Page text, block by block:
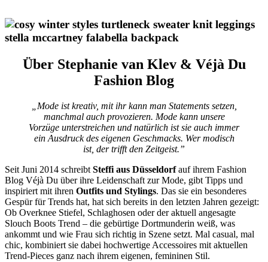
Über Stephanie van Klev & Véjà Du
Fashion Blog
„Mode ist kreativ, mit ihr kann man Statements setzen,
manchmal auch provozieren. Mode kann unsere
Vorzüge unterstreichen und natürlich ist sie auch immer
ein Ausdruck des eigenen Geschmacks. Wer modisch
ist, der trifft den Zeitgeist.”
Seit Juni 2014 schreibt Steffi aus Düsseldorfauf ihrem Fashion
Blog Véjà Du über ihre Leidenschaft zur Mode, gibt Tipps und
inspiriert mit ihren Outfits und Stylings. Das sie ein besonderes
Gespür für Trends hat, hat sich bereits in den letzten Jahren gezeigt:
Ob Overknee Stiefel, Schlaghosen oder der aktuell angesagte
Slouch Boots Trend – die gebürtige Dortmunderin weiß, was
ankommt und wie Frau sich richtig in Szene setzt. Mal casual, mal
chic, kombiniert sie dabei hochwertige Accessoires mit aktuellen
Trend-Pieces ganz nach ihrem eigenen, femininen Stil.